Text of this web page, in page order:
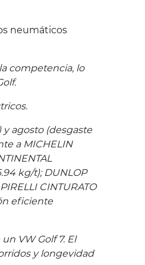
neumáticos
competencia, lo
agosto (desgaste
a MICHELIN
kg/t); DUNLOP
CINTURATO
eficiente
VW Golf 7. El
y longevidad